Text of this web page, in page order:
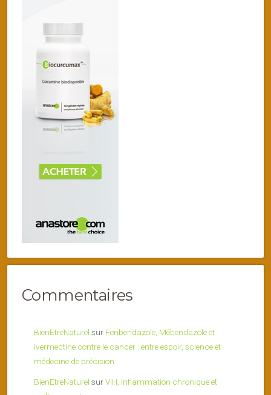
Commentaires
BienEtreNaturel sur Fenbendazole, Mébendazole et
Ivermectine contre le cancer : entre espoir, science et
médecine de précision
BienEtreNaturel surVIH, inflammation chronique et